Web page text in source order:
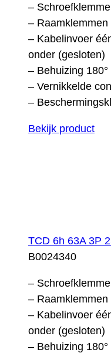
–
– Raamklemmen
– Kabelinvoer
onder (gesloten)
– Behuizing
– Vernikkelde
–
Bekijk product
TCD 6h 63A 3P
B0024340
–
– Raamklemmen
– Kabelinvoer
onder (gesloten)
– Behuizing